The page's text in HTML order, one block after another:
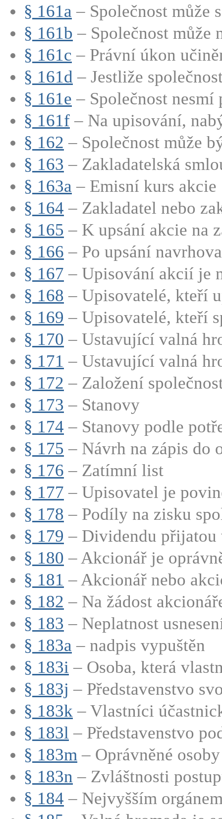
§ 161a – Společnost může
§ 161b – Společnost může
§ 161c – Právní úkon
§ 161d – Jestliže
§ 161e – Společnost nesmí
§ 161f – Na upisování,
§ 162 – Společnost může
§ 163 – Zakladatelská
§ 163a – Emisní kurs akcie
§ 164 – Zakladatel nebo
§ 165 – K upsání akcie na
§ 166 – Po upsání
§ 167 – Upisování akcií je
§ 168 – Upisovatelé, kteří
§ 169 – Upisovatelé, kteří
§ 170 – Ustavující valná
§ 171 – Ustavující valná
§ 172 – Založení
§ 173 – Stanovy
§ 174 – Stanovy podle
§ 175 – Návrh na zápis do
§ 176 – Zatímní list
§ 177 – Upisovatel je
§ 178 – Podíly na zisku
§ 179 – Dividendu přijatou
§ 180 – Akcionář je
§ 181 – Akcionář nebo
§ 182 – Na žádost
§ 183 – Neplatnost
§ 183a – nadpis vypuštěn
§ 183i – Osoba, která
§ 183j – Představenstvo
§ 183k – Vlastníci
§ 183l – Představenstvo
§ 183m – Oprávněné
§ 183n – Zvláštnosti
§ 184 – Nejvyšším